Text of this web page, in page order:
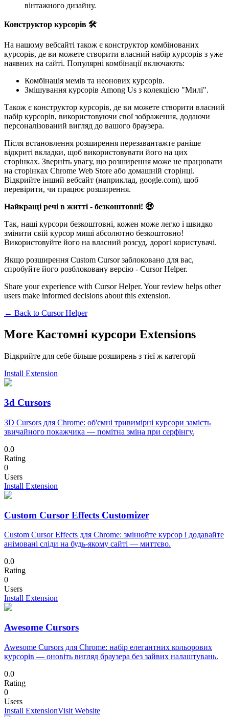
вінтажного дизайну.
Конструктор курсорів 🛠️
На нашому вебсайті також є конструктор комбінованих
курсорів, де ви можете створити власний набір курсорів з уже
наявних на сайті. Популярні комбінації включають:
Комбінація мемів та неонових курсорів.
Змішування курсорів Among Us з колекцією "Милі".
Також є конструктор курсорів, де ви можете створити власний
набір курсорів, використовуючи свої зображення, додаючи
персоналізований вигляд до вашого браузера.
Після встановлення розширення перезавантажте раніше
відкриті вкладки, щоб використовувати його на цих
сторінках. Зверніть увагу, що розширення може не працювати
на сторінках Chrome Web Store або домашній сторінці.
Відкрийте інший вебсайт (наприклад, google.com), щоб
перевірити, чи працює розширення.
Найкращі речі в житті - безкоштовні! 🤑
Так, наші курсори безкоштовні, кожен може легко і швидко
змінити свій курсор миші абсолютно безкоштовно!
Використовуйте його на власний розсуд, дорогі користувачі.
Якщо розширення Custom Cursor заблоковано для вас,
спробуйте його розблоковану версію - Cursor Helper.
Share your experience with Cursor Helper. Your review helps other
users make informed decisions about this extension.
← Back to Cursor Helper
More Кастомні курсори Extensions
Відкрийте для себе більше розширень з тієї ж категорії
Install Extension
3d Cursors
3D Cursors для Chrome: об'ємні тривимірні курсори замість
звичайного покажчика — помітна зміна при серфінгу.
0.0
Rating
0
Users
Install Extension
Custom Cursor Effects Customizer
Custom Cursor Effects для Chrome: змінюйте курсор і додавайте
анімовані сліди на будь-якому сайті — миттєво.
0.0
Rating
0
Users
Install Extension
Awesome Cursors
Awesome Cursors для Chrome: набір елегантних кольорових
курсорів — оновіть вигляд браузера без зайвих налаштувань.
0.0
Rating
0
Users
Install ExtensionVisit Website